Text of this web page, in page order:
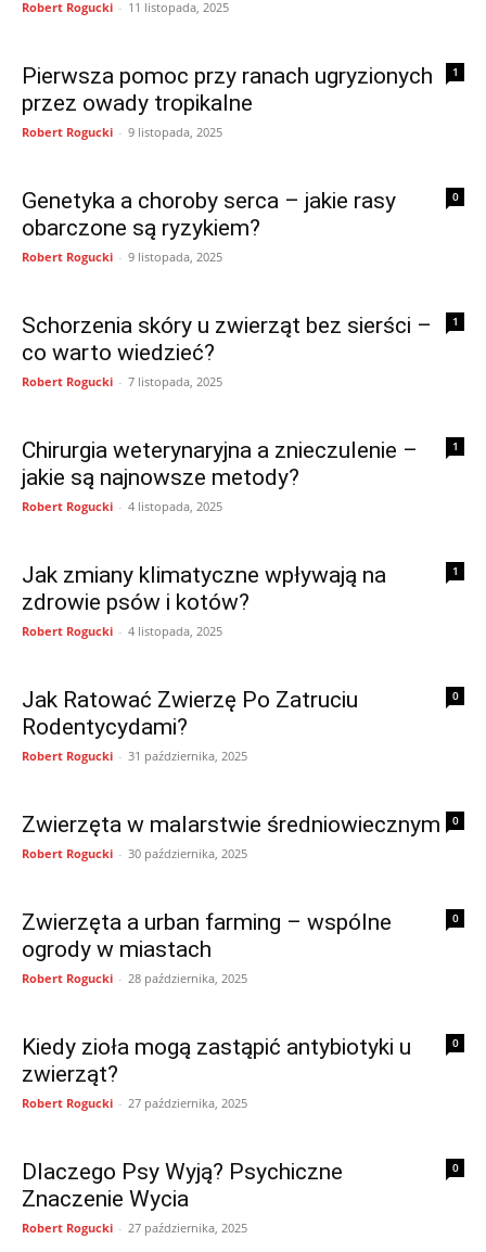
Robert Rogucki - 11 listopada, 2025
1
Pierwsza pomoc przy ranach ugryzionych
przez owady tropikalne
Robert Rogucki - 9 listopada, 2025
0
Genetyka a choroby serca – jakie rasy
obarczone są ryzykiem?
Robert Rogucki - 9 listopada, 2025
1
Schorzenia skóry u zwierząt bez sierści –
co warto wiedzieć?
Robert Rogucki - 7 listopada, 2025
1
Chirurgia weterynaryjna a znieczulenie –
jakie są najnowsze metody?
Robert Rogucki - 4 listopada, 2025
1
Jak zmiany klimatyczne wpływają na
zdrowie psów i kotów?
Robert Rogucki - 4 listopada, 2025
0
Jak Ratować Zwierzę Po Zatruciu
Rodentycydami?
Robert Rogucki - 31 października, 2025
0
Zwierzęta w malarstwie średniowiecznym
Robert Rogucki - 30 października, 2025
0
Zwierzęta a urban farming – wspólne
ogrody w miastach
Robert Rogucki - 28 października, 2025
0
Kiedy zioła mogą zastąpić antybiotyki u
zwierząt?
Robert Rogucki - 27 października, 2025
0
Dlaczego Psy Wyją? Psychiczne
Znaczenie Wycia
Robert Rogucki - 27 października, 2025